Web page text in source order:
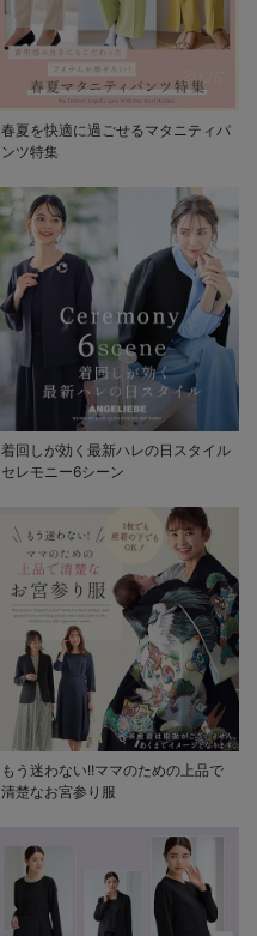
春夏を快適に過ごせるマタニティパ
ンツ特集
着回しが効く最新ハレの日スタイル
セレモニー6シーン
もう迷わない!!ママのための上品で
清楚なお宮参り服